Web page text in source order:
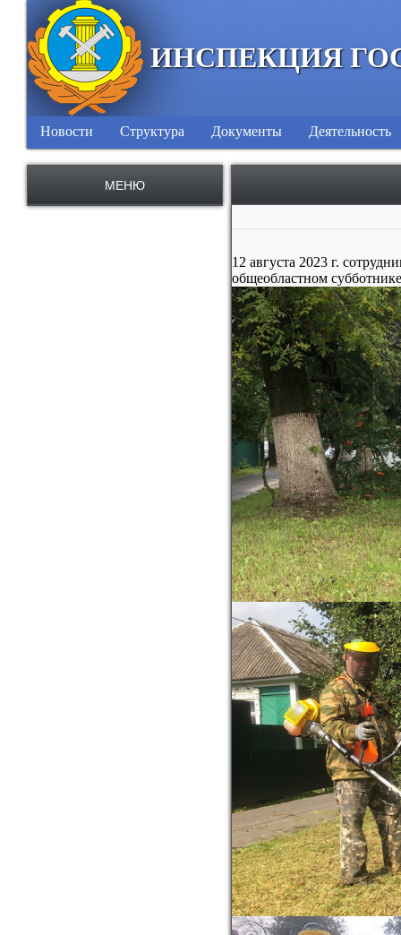
ИНСПЕКЦИЯ
Новости Структура Документы Деятельность
МЕНЮ
12 августа 2023 г.
общеобластном